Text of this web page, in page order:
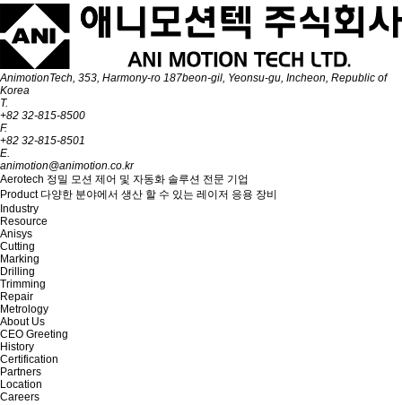
AnimotionTech, 353, Harmony-ro 187beon-gil, Yeonsu-gu, Incheon, Republic of
Korea
T.
+82 32-815-8500
F.
+82 32-815-8501
E.
animotion@animotion.co.kr
Aerotech 정밀 모션 제어 및 자동화 솔루션 전문 기업
Product 다양한 분야에서 생산 할 수 있는 레이저 응용 장비
Industry
Resource
Anisys
Cutting
Marking
Drilling
Trimming
Repair
Metrology
About Us
CEO Greeting
History
Certification
Partners
Location
Careers